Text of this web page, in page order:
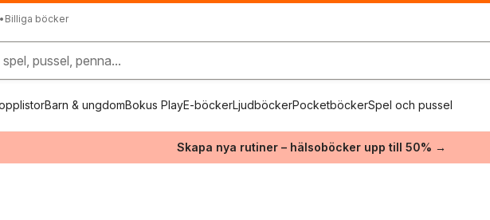
• Billiga böcker
pussel, penna...
Barn & ungdomBokus PlayE-böckerLjudböckerPocketböckerSpel och pussel
Skapa nya rutiner – hälsoböcker upp till 50% →